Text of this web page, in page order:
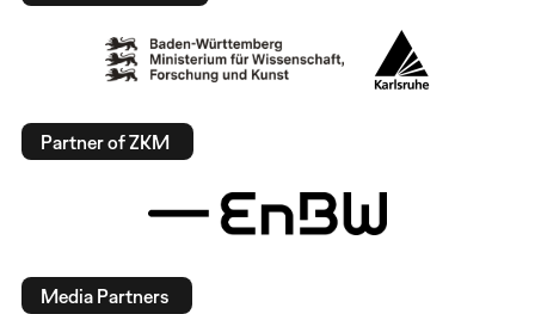
Partner of ZKM
Media Partners